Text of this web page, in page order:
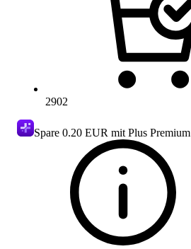
2902
Spare 0.20 EUR mit Plus Premium